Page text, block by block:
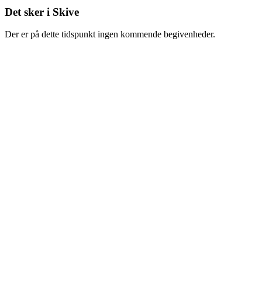
Det sker i Skive
Der er på dette tidspunkt ingen kommende begivenheder.